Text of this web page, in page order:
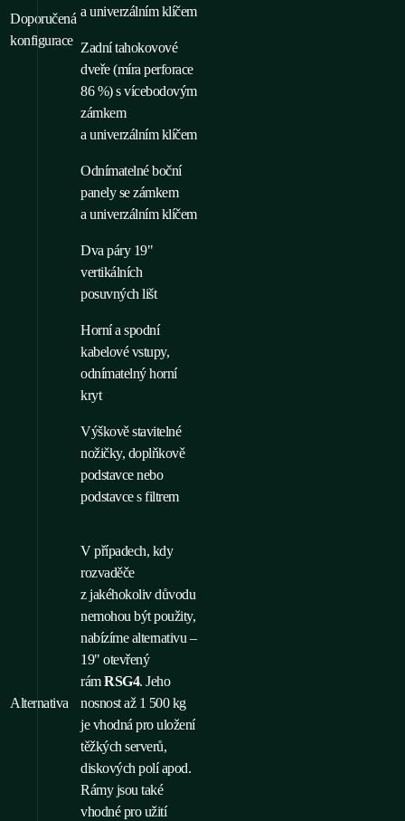
Doporučená
konfigurace
a univerzálním klíčem
Zadní tahokovové
dveře (míra perforace
86 %) s vícebodovým
zámkem
a univerzálním klíčem
Odnímatelné boční
panely se zámkem
a univerzálním klíčem
Dva páry 19"
vertikálních
posuvných lišt
Horní a spodní
kabelové vstupy,
odnímatelný horní
kryt
Výškově stavitelné
nožičky, doplňkově
podstavce nebo
podstavce s filtrem
Alternativa
V případech, kdy
rozvaděče
z jakéhokoliv důvodu
nemohou být použity,
nabízíme alternativu –
19" otevřený
rámRSG4. Jeho
nosnost až 1 500 kg
je vhodná pro uložení
těžkých serverů,
diskových polí apod.
Rámy jsou také
vhodné pro užití